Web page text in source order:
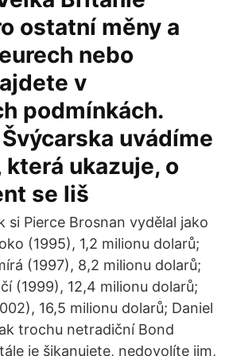
ostatní měny a
nebo
v
podmínkách.
uvádíme
ukazuje, o
se liš
si Pierce Brosnan vydělal jako
(1995), 1,2 milionu dolarů;
(1997), 8,2 milionu dolarů;
(1999), 12,4 milionu dolarů;
16,5 milionu dolarů; Daniel
trochu netradiční Bond
je šikanujete, nedovolíte jim,